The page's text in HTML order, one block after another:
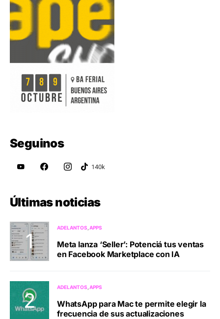
Seguinos
Últimas noticias
ADELANTOS APPS
Meta lanza ‘Seller’: Potenciá tus ventas
en Facebook Marketplace con IA
ADELANTOS APPS
WhatsApp para Mac te permite elegir la
frecuencia de sus actualizaciones